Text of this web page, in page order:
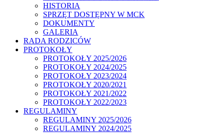
HISTORIA
SPRZĘT DOSTĘPNY W MCK
DOKUMENTY
GALERIA
RADA RODZICÓW
PROTOKOŁY
PROTOKOŁY 2025/2026
PROTOKOŁY 2024/2025
PROTOKOŁY 2023/2024
PROTOKOŁY 2020/2021
PROTOKOŁY 2021/2022
PROTOKOŁY 2022/2023
REGULAMINY
REGULAMINY 2025/2026
REGULAMINY 2024/2025